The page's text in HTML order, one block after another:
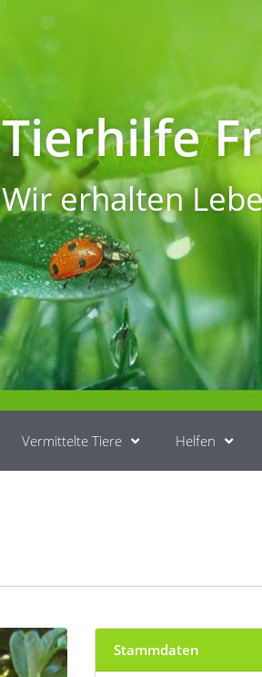
Tierhilfe
Wir erhalten
Vermittelte Tiere Helfen
Stammdaten